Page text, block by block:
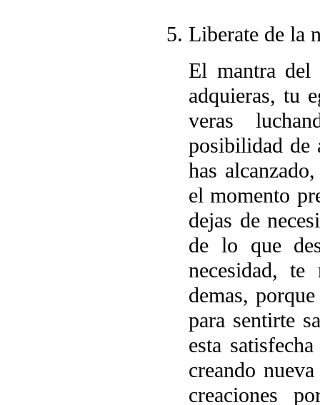
Liberate de la
El mantra del
adquieras, tu
veras
posibilidad de
has
el momento
dejas de
de lo que
necesidad,
demas,
para sentirte
esta
creando
creaciones